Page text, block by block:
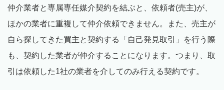
仲介業者と専属専任媒介契約を結ぶと、依頼者(売主)が、
ほかの業者に重複して仲介依頼できません。また、売主が
自ら探してきた買主と契約する「自己発見取引」を行う際
も、契約した業者が仲介することになります。つまり、取
引は依頼した1社の業者を介してのみ行える契約です。